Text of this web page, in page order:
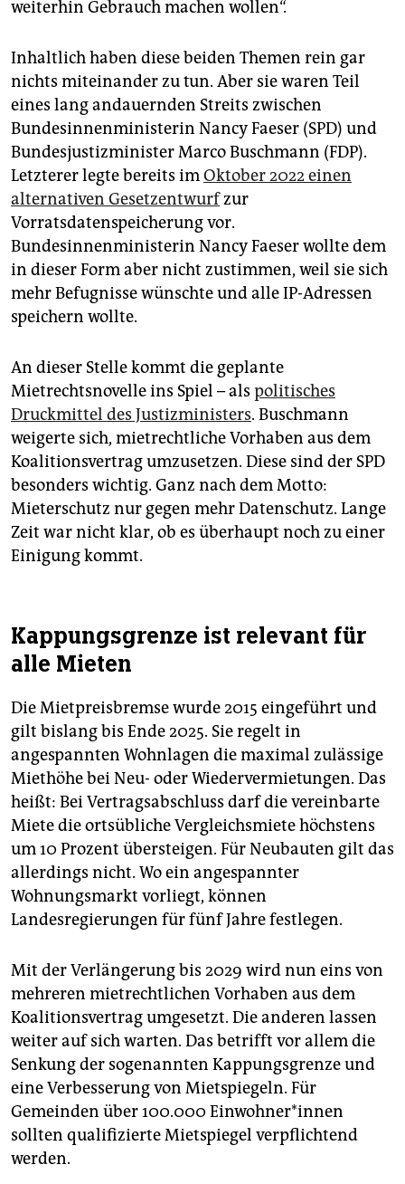
weiterhin Gebrauch machen wollen“.
Inhaltlich haben diese beiden Themen rein gar
nichts miteinander zu tun. Aber sie waren Teil
eines lang andauernden Streits zwischen
Bundesinnenministerin Nancy Faeser (SPD) und
Bundesjustizminister Marco Buschmann (FDP).
Letzterer legte bereits imOktober 2022 einen
alternativen Gesetzentwurfzur
Vorratsdatenspeicherung vor.
Bundesinnenministerin Nancy Faeser wollte dem
in dieser Form aber nicht zustimmen, weil sie sich
mehr Befugnisse wünschte und alle IP-Adressen
speichern wollte.
An dieser Stelle kommt die geplante
Mietrechtsnovelle ins Spiel – als politisches
Druckmittel des Justizministers. Buschmann
weigerte sich, mietrechtliche Vorhaben aus dem
Koalitionsvertrag umzusetzen. Diese sind der SPD
besonders wichtig. Ganz nach dem Motto:
Mieterschutz nur gegen mehr Datenschutz. Lange
Zeit war nicht klar, ob es überhaupt noch zu einer
Einigung kommt.
Kappungsgrenze ist relevant für
alle Mieten
Die Mietpreisbremse wurde 2015 eingeführt und
gilt bislang bis Ende 2025. Sie regelt in
angespannten Wohnlagen die maximal zulässige
Miethöhe bei Neu- oder Wiedervermietungen. Das
heißt: Bei Vertragsabschluss darf die vereinbarte
Miete die ortsübliche Vergleichsmiete höchstens
um 10 Prozent übersteigen. Für Neubauten gilt das
allerdings nicht. Wo ein angespannter
Wohnungsmarkt vorliegt, können
Landesregierungen für fünf Jahre festlegen.
Mit der Verlängerung bis 2029 wird nun eins von
mehreren mietrechtlichen Vorhaben aus dem
Koalitionsvertrag umgesetzt. Die anderen lassen
weiter auf sich warten. Das betrifft vor allem die
Senkung der sogenannten Kappungsgrenze und
eine Verbesserung von Mietspiegeln. Für
Gemeinden über 100.000 Ein­woh­ne­r*in­nen
sollten qualifizierte Mietspiegel verpflichtend
werden.